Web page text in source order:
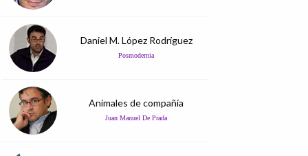
Daniel M. López Rodríguez
Posmodernia
Animales de compañía
Juan Manuel De Prada